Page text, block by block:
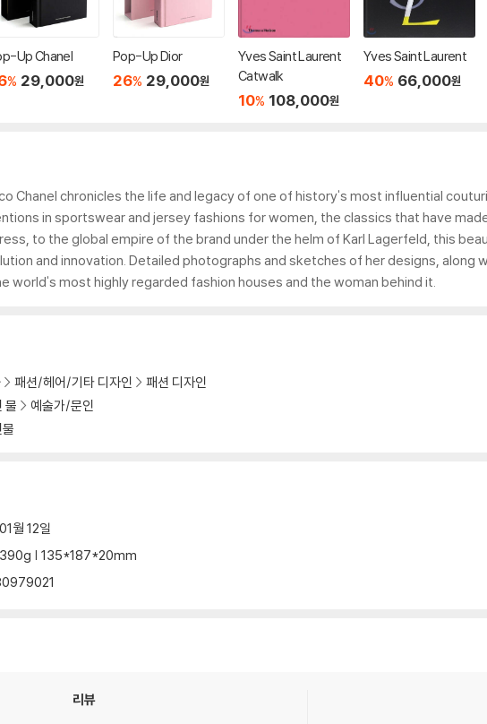
Up Chanel
% 29,000원
Pop-Up Dior
26% 29,000원
Yves Saint Laurent
Catwalk
10% 108,000원
Yves Saint Laurent
40% 66,000원
Chanel chronicles the life and legacy of one of history's most influential
in sportswear and jersey fashions for women, the classics that have
to the global empire of the brand under the helm of Karl Lagerfeld, this
and innovation. Detailed photographs and sketches of her designs, along
world's most highly regarded fashion houses and the woman behind it.
패션/헤어/기타 디자인
패션 디자인
물
예술가/문인
월 12일
| 135*187*20mm
리뷰